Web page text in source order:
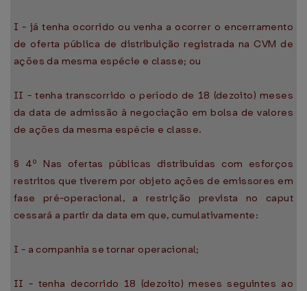
I - já tenha ocorrido ou venha a ocorrer o encerramento
de oferta pública de distribuição registrada na CVM de
ações da mesma espécie e classe; ou
II - tenha transcorrido o período de 18 (dezoito) meses
da data de admissão à negociação em bolsa de valores
de ações da mesma espécie e classe.
§ 4º Nas ofertas públicas distribuídas com esforços
restritos que tiverem por objeto ações de emissores em
fase pré-operacional, a restrição prevista no caput
cessará a partir da data em que, cumulativamente:
I - a companhia se tornar operacional;
II - tenha decorrido 18 (dezoito) meses seguintes ao